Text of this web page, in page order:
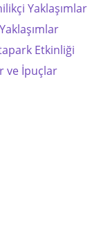
Yaklaşımlar
Etkinliği
ve İpuçlar